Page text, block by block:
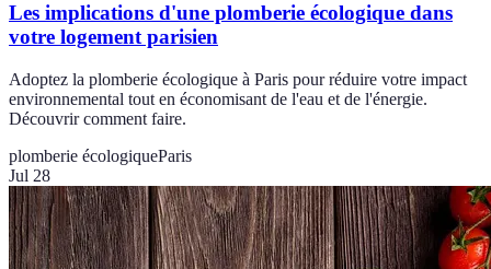
Les implications d'une plomberie écologique dans
votre logement parisien
Adoptez la plomberie écologique à Paris pour réduire votre impact
environnemental tout en économisant de l'eau et de l'énergie.
Découvrir comment faire.
plomberie écologiqueParis
Jul 28